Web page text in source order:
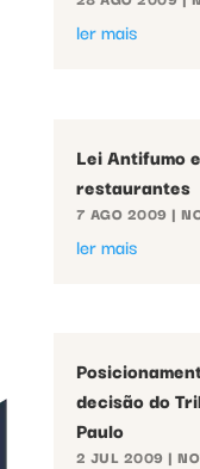
ler mais
Lei Antifumo
restaurantes
7 AGO 2009 |
ler mais
decisão do
Paulo
2 JUL 2009 |